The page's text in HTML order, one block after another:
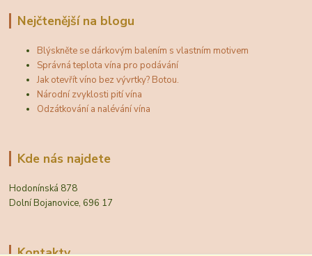
Nejčtenější na blogu
Blýskněte se dárkovým balením s vlastním motivem
Správná teplota vína pro podávání
Jak otevřít víno bez vývrtky? Botou.
Národní zvyklosti pití vína
Odzátkování a nalévání vína
Kde nás najdete
Hodonínská 878
Dolní Bojanovice, 696 17
Kontakty